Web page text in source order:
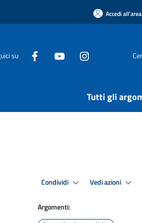
Accedi
su
Tutti gli
Condividi Vedi azioni
Argomenti: